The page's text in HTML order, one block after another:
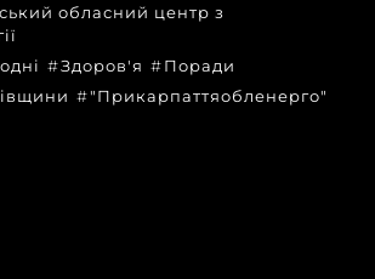
обласний центр з
Здоров'я
Поради
"Прикарпаттяобленерго"